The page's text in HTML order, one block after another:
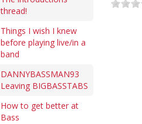
thread!
Things I wish I knew
before playing live/in a
band
DANNYBASSMAN93
Leaving BIGBASSTABS
How to get better at
Bass